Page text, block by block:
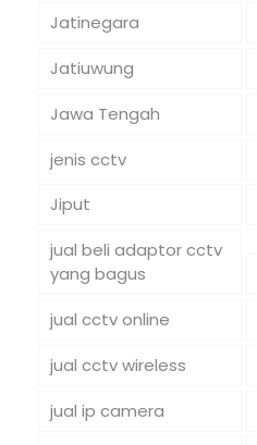
Jatinegara
Jatiuwung
Jawa Tengah
jenis cctv
Jiput
jual beli adaptor cctv
yang bagus
jual cctv online
jual cctv wireless
jual ip camera